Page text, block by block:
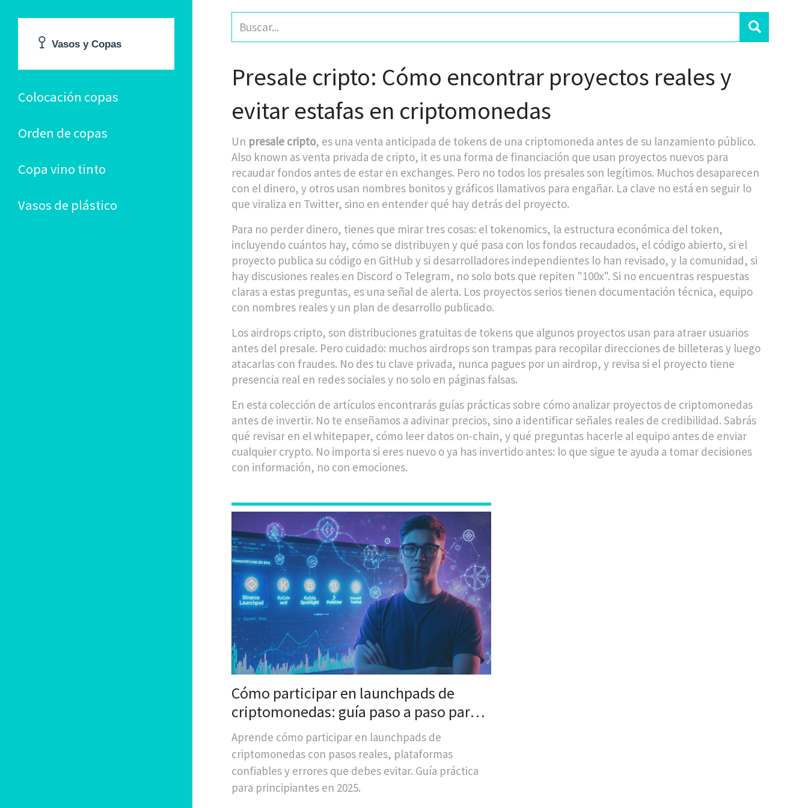
Colocación copas
Orden de copas
Copa vino tinto
Vasos de plástico
Presale cripto: Cómo encontrar proyectos reales y
evitar estafas en criptomonedas
Un presale cripto, es una venta anticipada de tokens de una criptomoneda antes de su lanzamiento público.
Also known asventa privada de cripto, it es una forma de financiación que usan proyectos nuevos para
recaudar fondos antes de estar en exchanges. Pero no todos los presales son legítimos. Muchos desaparecen
con el dinero, y otros usan nombres bonitos y gráficos llamativos para engañar. La clave no está en seguir lo
que viraliza en Twitter, sino en entender qué hay detrás del proyecto.
Para no perder dinero, tienes que mirar tres cosas: el tokenomics, la estructura económica del token,
incluyendo cuántos hay, cómo se distribuyen y qué pasa con los fondos recaudados, el código abierto, si el
proyecto publica su código en GitHub y si desarrolladores independientes lo han revisado, y la comunidad, si
hay discusiones reales en Discord o Telegram, no solo bots que repiten "100x". Si no encuentras respuestas
claras a estas preguntas, es una señal de alerta. Los proyectos serios tienen documentación técnica, equipo
con nombres reales y un plan de desarrollo publicado.
Los airdrops cripto, son distribuciones gratuitas de tokens que algunos proyectos usan para atraer usuarios
antes del presale. Pero cuidado: muchos airdrops son trampas para recopilar direcciones de billeteras y luego
atacarlas con fraudes. No des tu clave privada, nunca pagues por un airdrop, y revisa si el proyecto tiene
presencia real en redes sociales y no solo en páginas falsas.
En esta colección de artículos encontrarás guías prácticas sobre cómo analizar proyectos de criptomonedas
antes de invertir. No te enseñamos a adivinar precios, sino a identificar señales reales de credibilidad. Sabrás
qué revisar en el whitepaper, cómo leer datos on-chain, y qué preguntas hacerle al equipo antes de enviar
cualquier crypto. No importa si eres nuevo o ya has invertido antes: lo que sigue te ayuda a tomar decisiones
con información, no con emociones.
Cómo participar en launchpads de
criptomonedas: guía paso a paso para
principiantes
Aprende cómo participar en launchpads de
criptomonedas con pasos reales, plataformas
confiables y errores que debes evitar. Guía práctica
para principiantes en 2025.